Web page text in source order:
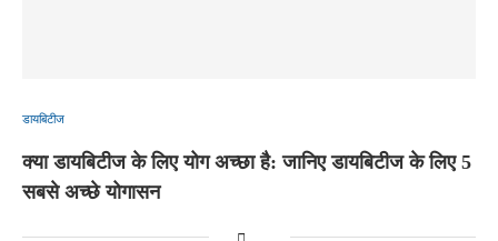
डायबिटीज
क्या डायबिटीज के लिए योग अच्छा है: जानिए डायबिटीज के लिए 5
सबसे अच्छे योगासन